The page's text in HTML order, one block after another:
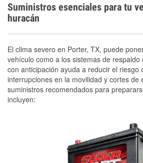
Suministros esenciales para tu
huracán
El clima severo en Porter, TX, puede
vehículo como a los sistemas de
con anticipación ayuda a reducir el riesgo
interrupciones en la movilidad y cortes de
suministros recomendados para
incluyen: